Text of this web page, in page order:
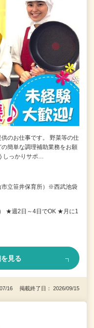
のお仕事です。 野菜等の仕
簡単な調理補助業務をお願
しっかりサポ…
立笹井保育所）※西武池袋
★週2日～4日でOK ★月に1
見る
16 掲載終了日： 2026/09/15